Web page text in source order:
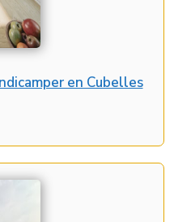
en Cubelles